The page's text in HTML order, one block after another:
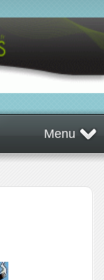
Menu